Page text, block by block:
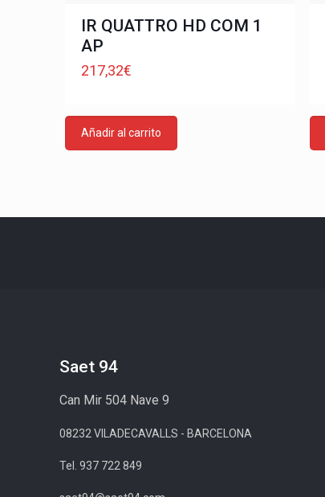
IR QUATTRO HD COM 1
AP
217,32€
Añadir al carrito
Saet 94
Can Mir 504 Nave 9
08232 VILADECAVALLS - BARCELONA
Tel. 937 722 849